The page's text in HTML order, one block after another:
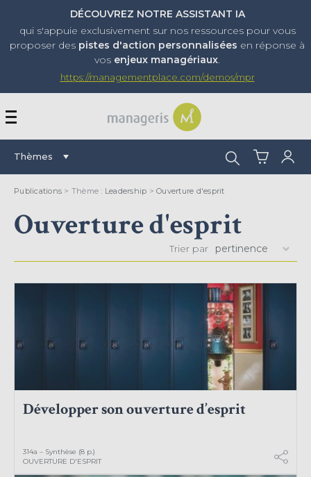
DÉCOUVREZ NOTRE ASSISTANT IA
qui s'appuie exclusivement sur nos ressources pour vous
proposer des pistes d'action personnalisées en réponse à
vos enjeux managériaux.
https://managementplace.com/demos/mpr
AFFICHER OU
Thèmes Rechercher :
Publications > Thème : Leadership > Ouverture d'esprit
Ouverture d'esprit
Trier par
Développer son ouverture d’esprit
314a – Synthèse (8 p.)
OUVERTURE D'ESPRIT